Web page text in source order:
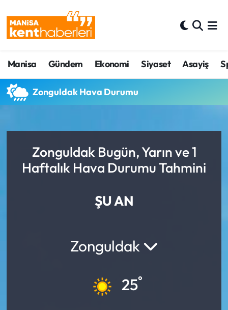
Manisa Gündem Ekonomi Siyaset Asayiş
Zonguldak Hava Durumu
Zonguldak Bugün, Yarın ve 1
Haftalık Hava Durumu Tahmini
ŞU AN
Zonguldak
25°
Ahmetli Hava Durumu
Ahmetli Trafik Yoğunluk Haritası
Süper Lig Puan Durumu ve Fikstür
Haber Arşivi